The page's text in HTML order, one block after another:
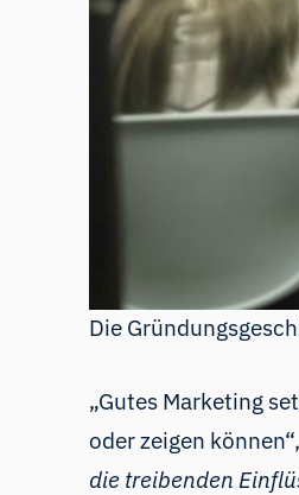
Die
„Gutes Marketing
oder zeigen
die treibenden